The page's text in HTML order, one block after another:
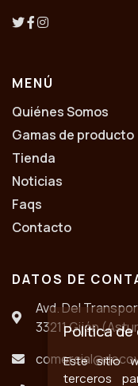
MENÚ
Quiénes Somos
Gamas de producto
Tienda
Noticias
Faqs
Contacto
DATOS DE
Avd. Del
33211 Gijón
Política de
Este sitio
terceros